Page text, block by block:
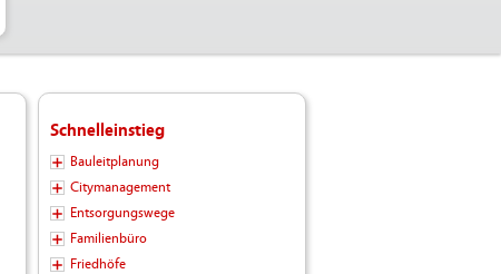
Schnelleinstieg
Bauleitplanung
Citymanagement
Entsorgungswege
Familienbüro
Friedhöfe